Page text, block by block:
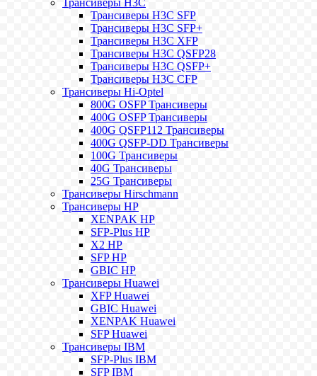
Трансиверы H3C
Трансиверы H3C SFP
Трансиверы H3C SFP+
Трансиверы H3C XFP
Трансиверы H3C QSFP28
Трансиверы H3C QSFP+
Трансиверы H3C CFP
Трансиверы Hi-Optel
800G OSFP Трансиверы
400G OSFP Трансиверы
400G QSFP112 Трансиверы
400G QSFP-DD Трансиверы
100G Трансиверы
40G Трансиверы
25G Трансиверы
Трансиверы Hirschmann
Трансиверы HP
XENPAK HP
SFP-Plus HP
X2 HP
SFP HP
GBIC HP
Трансиверы Huawei
XFP Huawei
GBIC Huawei
XENPAK Huawei
SFP Huawei
Трансиверы IBM
SFP-Plus IBM
SFP IBM